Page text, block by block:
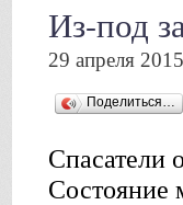
Из-под
29 апреля
Поделиться…
Спасатели
Состояние